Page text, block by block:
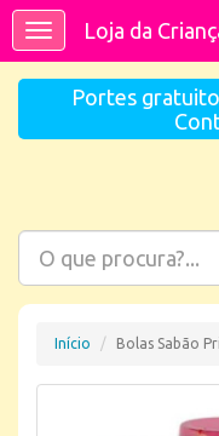
ToggleLoja da
Portes
Início Bolas Sabão